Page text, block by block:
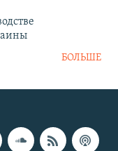
БОЛЬШЕ